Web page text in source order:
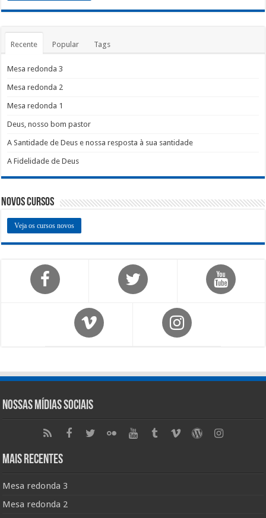
Recente Popular Tags
Mesa redonda 3
Mesa redonda 2
Mesa redonda 1
Deus, nosso bom pastor
A Santidade de Deus e nossa resposta à sua santidade
A Fidelidade de Deus
Novos Cursos
Veja os cursos novos
Nossas Mídias Sociais
Mais Recentes
Mesa redonda 3
Mesa redonda 2